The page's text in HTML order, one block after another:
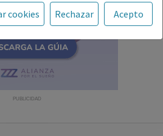
mercado español y, por
sanitarios legalmente
o dispensar medicamentos
La información técnica de los
meramente informativo,
cookies Rechazar Acepto
PUBLICIDAD